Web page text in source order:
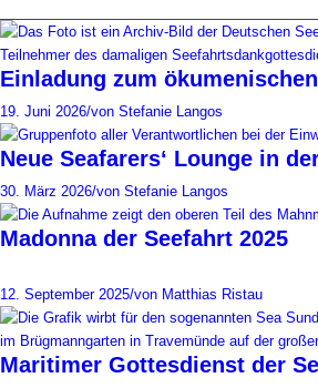
Einladung zum
19. Juni 2026/von Stefanie Langos
Neue Seafarers‘ Lounge in
30. März 2026/von Stefanie Langos
Madonna der Seefahrt 2025
12. September 2025/von Matthias Ristau
Maritimer Gottesdienst der